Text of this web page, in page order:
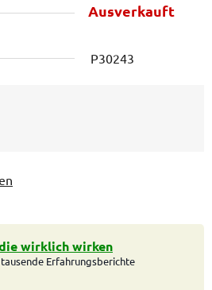
Ausverkauft
P30243
wirklich wirken
Erfahrungsberichte